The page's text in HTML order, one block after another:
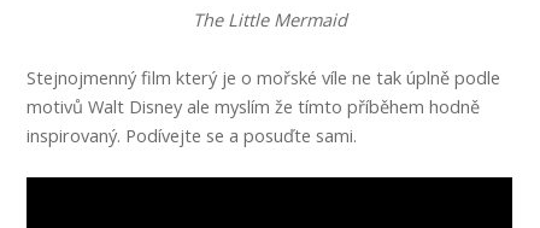
The Little Mermaid
Stejnojmenný film který je o mořské víle ne tak úplně podle
motivů Walt Disney ale myslím že tímto příběhem hodně
inspirovaný. Podívejte se a posuďte sami.